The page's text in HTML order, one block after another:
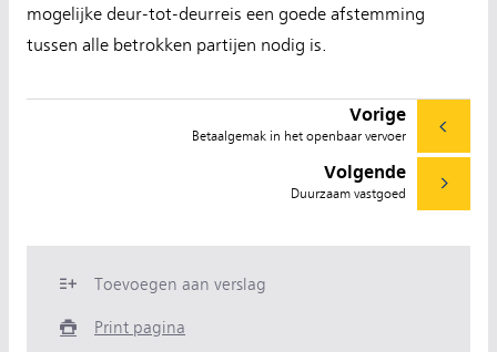
mogelijke deur-tot-deurreis een goede afstemming
tussen alle betrokken partijen nodig is.
Vorige
Betaalgemak in het openbaar vervoer
Volgende
Duurzaam vastgoed
Toevoegen aan verslag
Print pagina